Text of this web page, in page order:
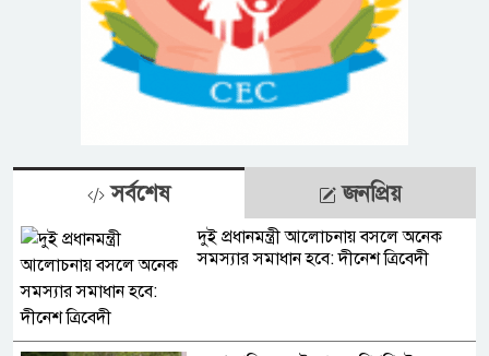
সর্বশেষ জনপ্রিয়
দুই প্রধানমন্ত্রী আলোচনায় বসলে অনেক
সমস্যার সমাধান হবে: দীনেশ ত্রিবেদী